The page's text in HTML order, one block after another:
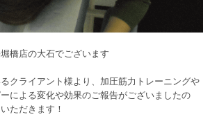
橋店の大石でございます
クライアント様より、加圧筋力トレーニングや
による変化や効果のご報告がございましたの
ただきます！